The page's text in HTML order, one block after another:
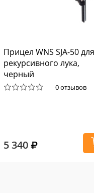
Прицел WNS SJA-50 для
рекурсивного лука,
черный
0 отзывов
5 340